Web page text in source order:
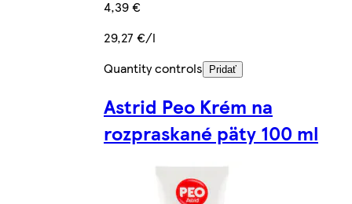
4,39 €
29,27 €/l
Quantity controls
Pridať
Astrid Peo Krém na
rozpraskané päty 100 ml